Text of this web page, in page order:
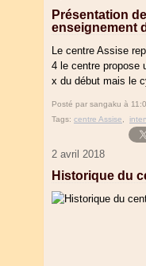
Présentation
enseignement
Le centre Assise
4 le centre propose
x du début mais le
Posté par sangaku à
Tags: centre Assise
2 avril 2018
Historique du